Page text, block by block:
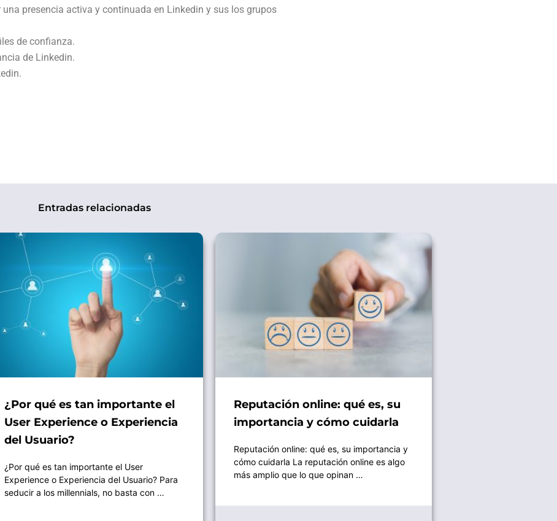
presencia activa y continuada en Linkedin y sus los grupos
de confianza.
de Linkedin.
Entradas relacionadas
¿Por qué es tan importante el
User Experience o Experiencia
del Usuario?
¿Por qué es tan importante el User
Experience o Experiencia del Usuario? Para
seducir a los millennials, no basta con …
Reputación online: qué es, su
importancia y cómo cuidarla
Reputación online: qué es, su importancia y
cómo cuidarla La reputación online es algo
más amplio que lo que opinan …